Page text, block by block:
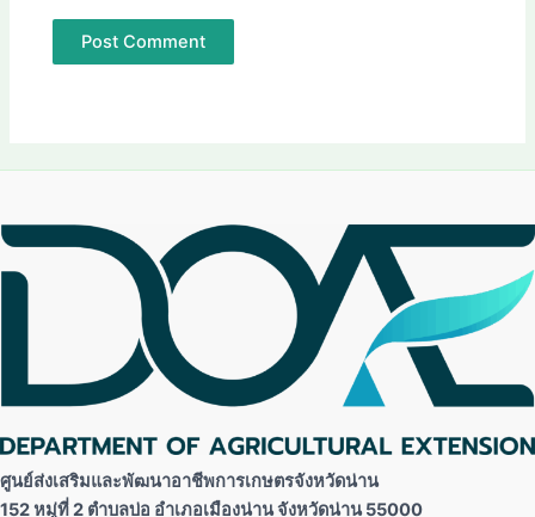
ศูนย์ส่งเสริมและพัฒนาอาชีพการเกษตรจังหวัดน่าน
152 หมู่ที่ 2 ตำบลบ่อ อำเภอเมืองน่าน จังหวัดน่าน 55000